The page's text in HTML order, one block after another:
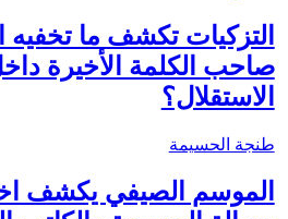
التزكيات تكشف ما
صاحب الكلمة الأخيرة
الاستقلال؟
طنجة الحسيمة
الموسم الصيفي يكشف